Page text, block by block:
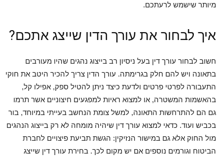
מיותר שישמש לרעתכם.
איך לבחור את עורך הדין שייצג אתכם?
חשוב לבחור עורך דין בעל ניסיון רב בייצוג נהגים שהיו מעורבים
בתאונה ויש להם חלק בגרימתה. עורך הדין צריך להכיר היטב את חוקי
התעבורה לפרטי פרטים ולדעת כיצד ניתן להטיל ספק, אפילו קל,
בהאשמות המשטרה, או למצוא ראיות למפגעים חיצוניים אשר תרמו
גם הם להתרחשות התאונה, למשל צומת הנחשב בעייתי במיוחד, בור
בכביש ועוד. כדאי למצוא עורך דין שיהיה מומחה לא רק בייצוג הנהגים
מול החוק אלא גם במישור הנזיקין: הגשת תביעת פיצויים לחברת
הביטוח וגורמים נוספים אם יש מקום לכך. בחירת עורך דין שייצג